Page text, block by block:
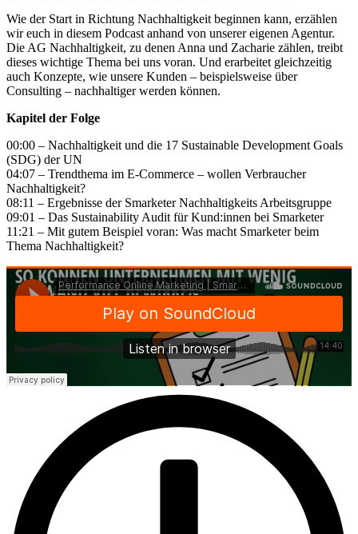
Wie der Start in Richtung Nachhaltigkeit beginnen kann, erzählen
wir euch in diesem Podcast anhand von unserer eigenen Agentur.
Die AG Nachhaltigkeit, zu denen Anna und Zacharie zählen, treibt
dieses wichtige Thema bei uns voran. Und erarbeitet gleichzeitig
auch Konzepte, wie unsere Kunden – beispielsweise über
Consulting – nachhaltiger werden können.
Kapitel der Folge
00:00 – Nachhaltigkeit und die 17 Sustainable Development Goals
(SDG) der UN
04:07 – Trendthema im E-Commerce – wollen Verbraucher
Nachhaltigkeit?
08:11 – Ergebnisse der Smarketer Nachhaltigkeits Arbeitsgruppe
09:01 – Das Sustainability Audit für Kund:innen bei Smarketer
11:21 – Mit gutem Beispiel voran: Was macht Smarketer beim
Thema Nachhaltigkeit?